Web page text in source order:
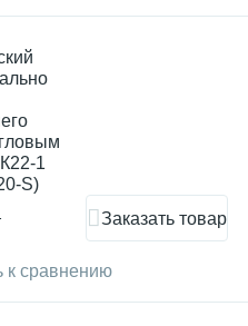
к сравнению
1
S)
Заказать товар